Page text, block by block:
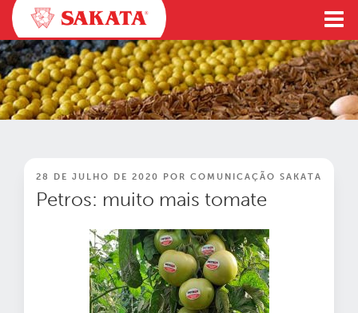
Pular
para
o
conteúdo
PUBLICADO
28 DE JULHO DE 2020 POR COMUNICAÇÃO SAKATA
Petros: muito mais tomate